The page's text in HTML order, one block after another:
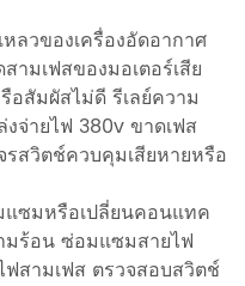
ลวของเครื่องอัดอากาศ
ามเฟสของมอเตอร์เสีย
อสัมผัสไม่ดี รีเลย์ความ
จ่ายไฟ 380v ขาดเฟส
สวิตช์ควบคุมเสียหายหรือ
แซมหรือเปลี่ยนคอนแทค
มร้อน ซ่อมแซมสายไฟ
สามเฟส ตรวจสอบสวิตช์